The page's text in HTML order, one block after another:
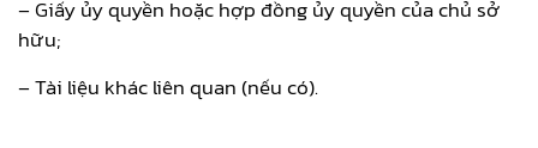
– Giấy ủy quyền hoặc hợp đồng ủy quyền của chủ sở
hữu;
– Tài liệu khác liên quan (nếu có).